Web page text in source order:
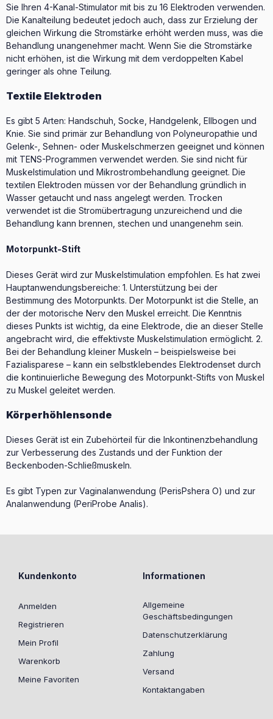
Sie Ihren 4-Kanal-Stimulator mit bis zu 16 Elektroden verwenden.
Die Kanalteilung bedeutet jedoch auch, dass zur Erzielung der
gleichen Wirkung die Stromstärke erhöht werden muss, was die
Behandlung unangenehmer macht. Wenn Sie die Stromstärke
nicht erhöhen, ist die Wirkung mit dem verdoppelten Kabel
geringer als ohne Teilung.
Textile Elektroden
Es gibt 5 Arten: Handschuh, Socke, Handgelenk, Ellbogen und
Knie. Sie sind primär zur Behandlung von Polyneuropathie und
Gelenk-, Sehnen- oder Muskelschmerzen geeignet und können
mit TENS-Programmen verwendet werden. Sie sind nicht für
Muskelstimulation und Mikrostrombehandlung geeignet. Die
textilen Elektroden müssen vor der Behandlung gründlich in
Wasser getaucht und nass angelegt werden. Trocken
verwendet ist die Stromübertragung unzureichend und die
Behandlung kann brennen, stechen und unangenehm sein.
Motorpunkt-Stift
Dieses Gerät wird zur Muskelstimulation empfohlen. Es hat zwei
Hauptanwendungsbereiche: 1. Unterstützung bei der
Bestimmung des Motorpunkts. Der Motorpunkt ist die Stelle, an
der der motorische Nerv den Muskel erreicht. Die Kenntnis
dieses Punkts ist wichtig, da eine Elektrode, die an dieser Stelle
angebracht wird, die effektivste Muskelstimulation ermöglicht. 2.
Bei der Behandlung kleiner Muskeln – beispielsweise bei
Fazialisparese – kann ein selbstklebendes Elektrodenset durch
die kontinuierliche Bewegung des Motorpunkt-Stifts von Muskel
zu Muskel geleitet werden.
Körperhöhlensonde
Dieses Gerät ist ein Zubehörteil für die Inkontinenzbehandlung
zur Verbesserung des Zustands und der Funktion der
Beckenboden-Schließmuskeln.
Es gibt Typen zur Vaginalanwendung (PerisPshera O) und zur
Analanwendung (PeriProbe Analis).
Kundenkonto
Anmelden
Registrieren
Mein Profil
Warenkorb
Meine Favoriten
Informationen
Allgemeine
Geschäftsbedingungen
Datenschutzerklärung
Zahlung
Versand
Kontaktangaben